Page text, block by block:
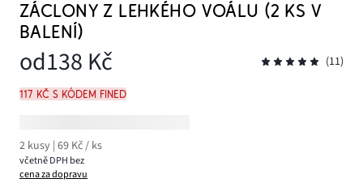
ZÁCLONY Z LEHKÉHO VOÁLU (2 KS V
BALENÍ)
od138 Kč (11)
117 Kč s kódem FINED
2 kusy | 69 Kč / ks
včetně DPH bez
cena za dopravu